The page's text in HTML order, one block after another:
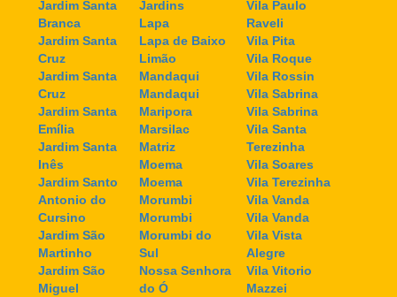
Jardim Santa
Branca
Jardim Santa
Cruz
Jardim Santa
Cruz
Jardim Santa
Emília
Jardim Santa
Inês
Jardim Santo
Antonio do
Cursino
Jardim São
Martinho
Jardim São
Miguel
Jardins
Lapa
Lapa de Baixo
Limão
Mandaqui
Mandaqui
Maripora
Marsilac
Matriz
Moema
Moema
Morumbi
Morumbi
Morumbi do
Sul
Nossa Senhora
do Ó
Vila Paulo
Raveli
Vila Pita
Vila Roque
Vila Rossin
Vila Sabrina
Vila Sabrina
Vila Santa
Terezinha
Vila Soares
Vila Terezinha
Vila Vanda
Vila Vanda
Vila Vista
Alegre
Vila Vitorio
Mazzei